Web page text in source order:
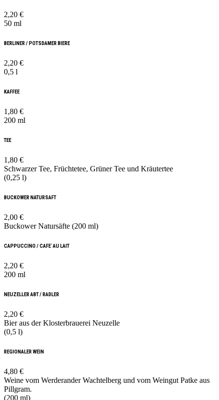
2,20 €
50 ml
BERLINER / POTSDAMER BIERE
2,20 €
0,5 l
KAFFEE
1,80 €
200 ml
TEE
1,80 €
Schwarzer Tee, Früchtetee, Grüner Tee und Kräutertee
(0,25 l)
BUCKOWER NATURSAFT
2,00 €
Buckower Natursäfte (200 ml)
CAPPUCCINO / CAFE´AU LAIT
2,20 €
200 ml
NEUZELLER ABT / RADLER
2,20 €
Bier aus der Klosterbrauerei Neuzelle
(0,5 l)
REGIONALER WEIN
4,80 €
Weine vom Werderander Wachtelberg und vom Weingut Patke aus
Pillgram.
(200 ml)